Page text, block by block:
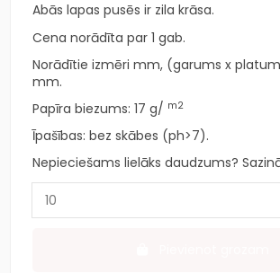
Abās lapas pusēs ir zila krāsa.
Cena norādīta par 1 gab.
Norādītie izmēri mm, (garums x
mm.
Papīra biezums: 17 g/ m2
Īpašības: bez skābes (ph>7).
Nepieciešams lielāks daudzums?